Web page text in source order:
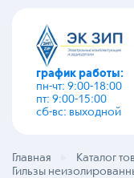
график работы:
пн-чт: 9:00-18:00
пт: 9:00-15:00
сб-вс: выходной
Главная Каталог
Гильзы